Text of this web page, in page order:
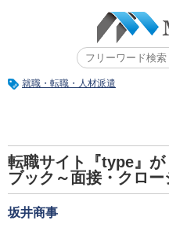
就職・転職・人材派遣
転職サイト『type』
ブック～面接・クロ
坂井商事